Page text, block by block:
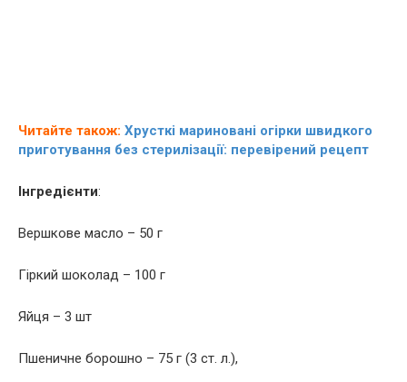
Читайте також: Хрусткі мариновані огірки швидкого
приготування без стерилізації: перевірений рецепт
Інгредієнти:
Вершкове масло – 50 г
Гіркий шоколад – 100 г
Яйця – 3 шт
Пшеничне борошно – 75 г (3 ст. л.),